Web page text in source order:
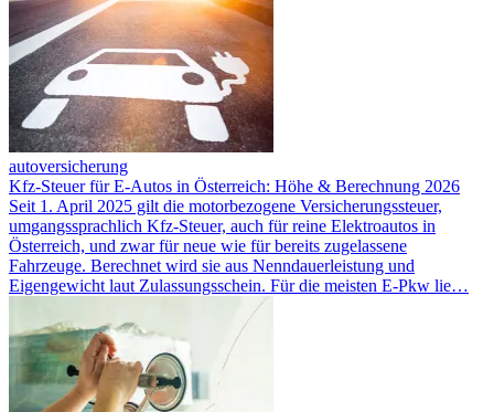
autoversicherung
Kfz-Steuer für E-Autos in Österreich: Höhe & Berechnung 2026
Seit 1. April 2025 gilt die motorbezogene Versicherungssteuer,
umgangssprachlich Kfz-Steuer, auch für reine Elektroautos in
Österreich, und zwar für neue wie für bereits zugelassene
Fahrzeuge. Berechnet wird sie aus Nenndauerleistung und
Eigengewicht laut Zulassungsschein. Für die meisten E-Pkw lie…